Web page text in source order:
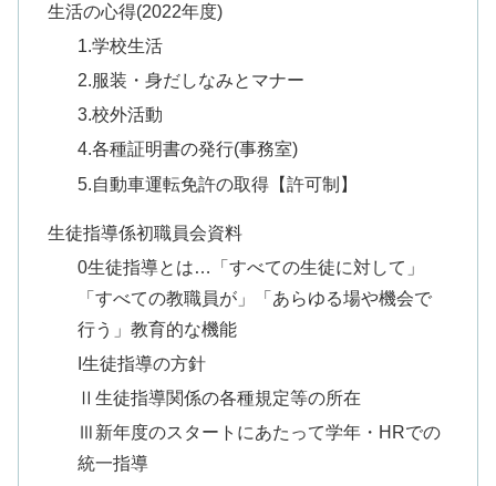
生活の心得(2022年度)
1.学校生活
2.服装・身だしなみとマナー
3.校外活動
4.各種証明書の発行(事務室)
5.自動車運転免許の取得【許可制】
生徒指導係初職員会資料
0生徒指導とは…「すべての生徒に対して」
「すべての教職員が」「あらゆる場や機会で
行う」教育的な機能
I生徒指導の方針
Ⅱ生徒指導関係の各種規定等の所在
Ⅲ新年度のスタートにあたって学年・HRでの
統一指導